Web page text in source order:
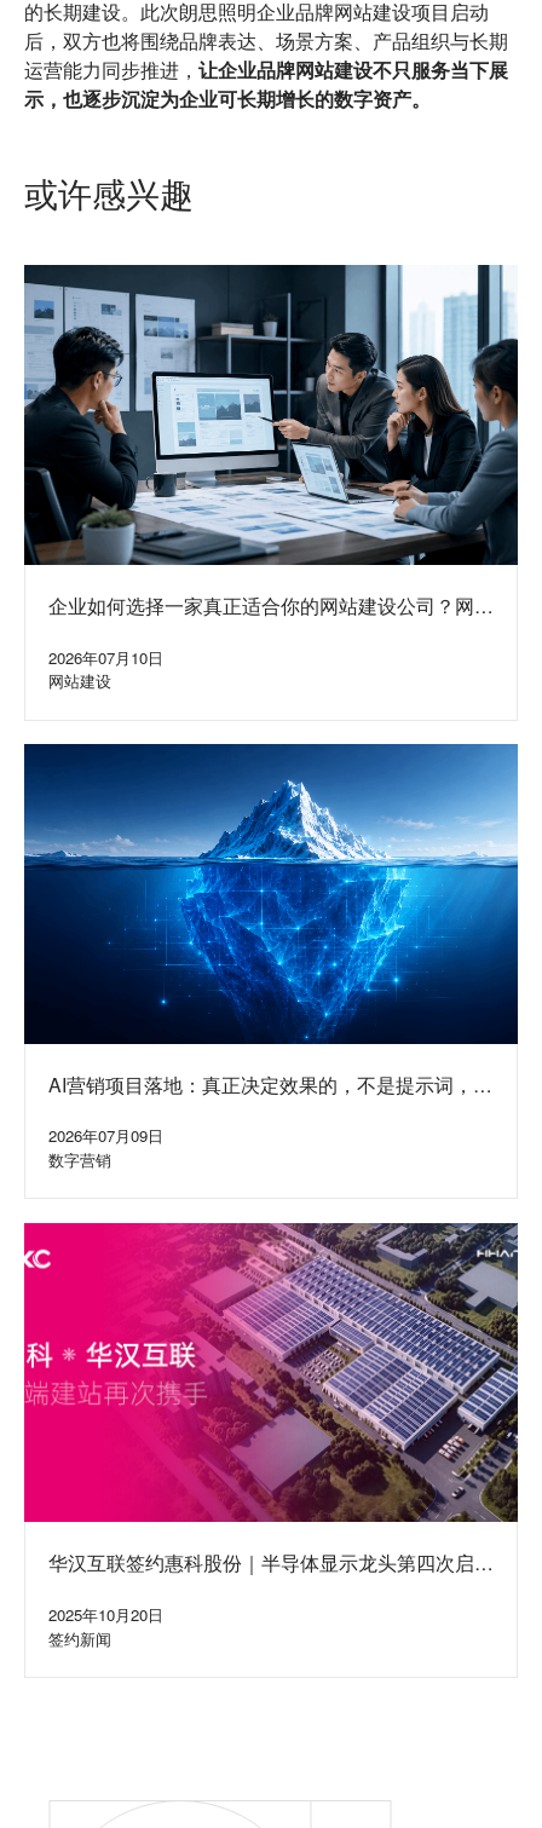
的长期建设。此次朗思照明企业品牌网站建设项目启动
后，双方也将围绕品牌表达、场景方案、产品组织与长期
运营能力同步推进， 让企业品牌网站建设不只服务当下展
示，也逐步沉淀为企业可长期增长的数字资产。
或许感兴趣
企业如何选择一家真正适合你的网站建设公司？网站
2026年07月10日
网站建设
AI营销项目落地：真正决定效果的，不是提示词，而
2026年07月09日
数字营销
华汉互联签约惠科股份｜半导体显示龙头第四次启动
2025年10月20日
签约新闻